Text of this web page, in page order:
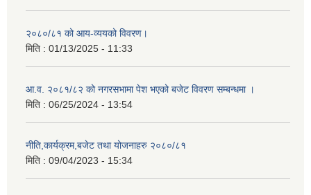
२०८०/८१ को आय-व्ययको विवरण।
मिति : 01/13/2025 - 11:33
आ.व. २०८१/८२ को नगरसभामा पेश भएको बजेट विवरण सम्बन्धमा ।
मिति : 06/25/2024 - 13:54
नीति,कार्यक्रम,बजेट तथा योजनाहरु २०८०/८१
मिति : 09/04/2023 - 15:34